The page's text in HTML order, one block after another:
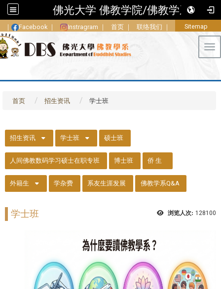
佛光大学 佛教学院/佛教学系
｜ Facebook ｜ Instragram ｜ 首页 ｜ 联络我们 ｜ Sitemap
首页 招生资讯 学士班
招生资讯 学士班 硕士班
人间佛教数码学习硕士在职专班 博士班 侨 生
外籍生 学杂费 系友生涯发展 佛教学系Q&A
浏览人次: 128100
学士班